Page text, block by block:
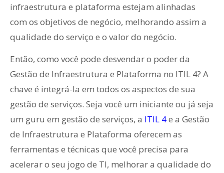
infraestrutura e plataforma estejam alinhadas
com os objetivos de negócio, melhorando assim a
qualidade do serviço e o valor do negócio.
Então, como você pode desvendar o poder da
Gestão de Infraestrutura e Plataforma no ITIL 4? A
chave é integrá-la em todos os aspectos de sua
gestão de serviços. Seja você um iniciante ou já seja
um guru em gestão de serviços, a ITIL 4e a Gestão
de Infraestrutura e Plataforma oferecem as
ferramentas e técnicas que você precisa para
acelerar o seu jogo de TI, melhorar a qualidade do